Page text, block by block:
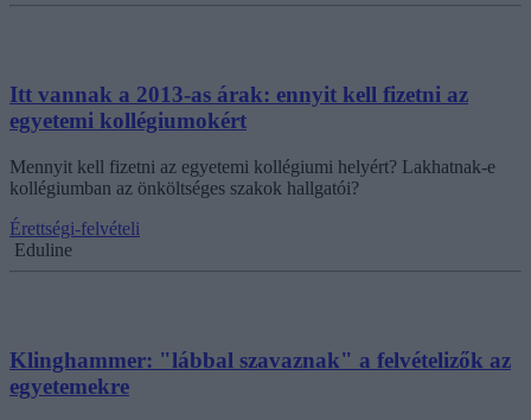
Itt vannak a 2013-as árak: ennyit kell fizetni az
egyetemi kollégiumokért
Mennyit kell fizetni az egyetemi kollégiumi helyért? Lakhatnak-e
kollégiumban az önköltséges szakok hallgatói?
Érettségi-felvételi
Eduline
Klinghammer: "lábbal szavaznak" a felvételizők az
egyetemekre